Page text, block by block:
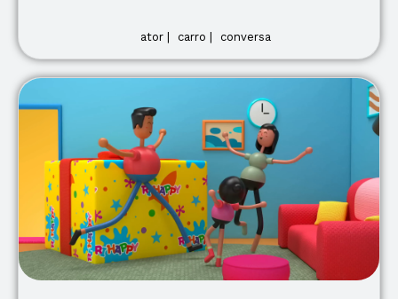
ator | carro | conversa